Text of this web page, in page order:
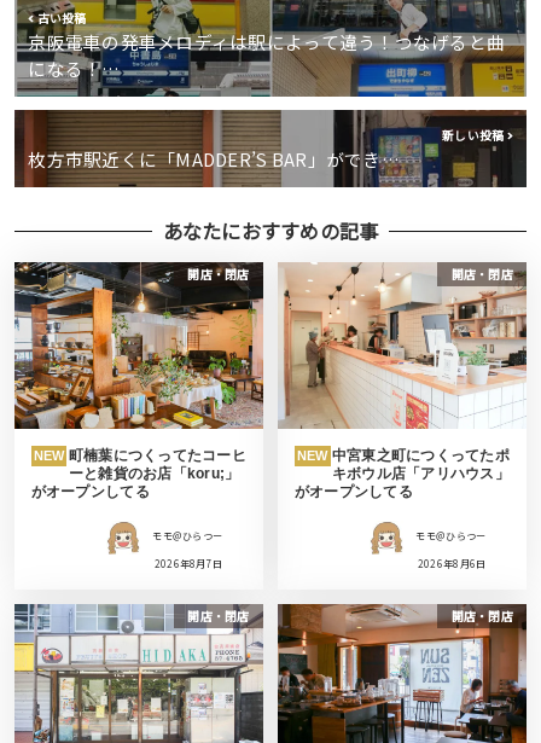
古い投稿
京阪電車の発車メロディは駅によって違う！つなげると曲
になる！…
新しい投稿
枚方市駅近くに「MADDER’S BAR」ができ…
あなたにおすすめの記事
開店・閉店
NEW 町楠葉につくってたコーヒ
ーと雑貨のお店「koru;」
がオープンしてる
モモ＠ひらつー
2026年8月7日
開店・閉店
NEW 中宮東之町につくってたポ
キボウル店「アリハウス」
がオープンしてる
モモ＠ひらつー
2026年8月6日
開店・閉店 開店・閉店